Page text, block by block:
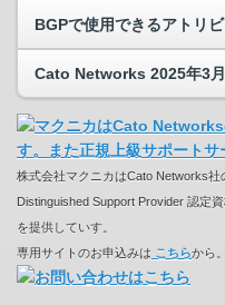
BGPで使用できるアトリ
Cato Networks 2025年3
株式会社マクニカはCato Networks
Distinguished Support Provider 認定
を提供していす。
専用サイトのお申込みは こちらから。